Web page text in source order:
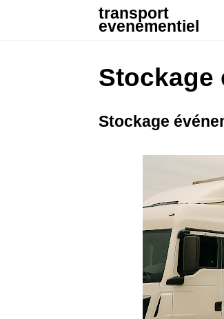
transport
evenementiel
Stockage
Stockage